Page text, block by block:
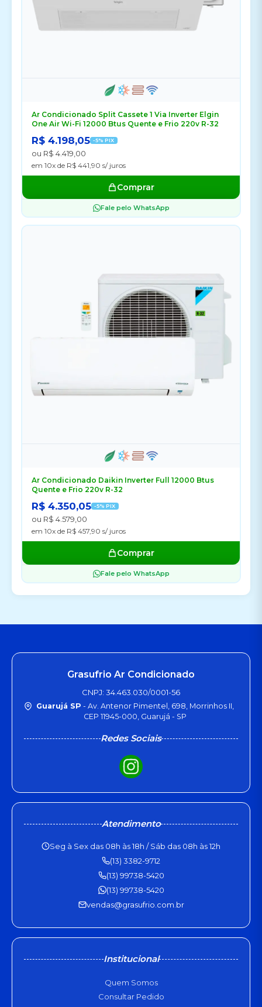
Ar Condicionado Split Cassete 1 Via Inverter Elgin
One Air Wi-Fi 12000 Btus Quente e Frio 220v R-32
R$ 4.198,05 -5% PIX
ou R$ 4.419,00
em 10x de R$ 441,90 s/ juros
Comprar
Fale pelo WhatsApp
Ar Condicionado Daikin Inverter Full 12000 Btus
Quente e Frio 220v R-32
R$ 4.350,05 -5% PIX
ou R$ 4.579,00
em 10x de R$ 457,90 s/ juros
Comprar
Fale pelo WhatsApp
Grasufrio Ar Condicionado
CNPJ: 34.463.030/0001-56
Guarujá SP - Av. Antenor Pimentel, 698, Morrinhos II,
CEP 11945-000, Guarujá - SP
Redes Sociais
Atendimento
Seg à Sex das 08h às 18h / Sáb das 08h às 12h
(13) 3382-9712
(13) 99738-5420
(13) 99738-5420
vendas@grasufrio.com.br
Institucional
Quem Somos
Consultar Pedido